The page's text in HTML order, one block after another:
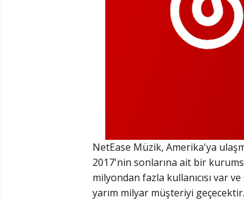
NetEase Müzik, Amerika'ya
2017'nin sonlarına ait bir
milyondan fazla kullanıcısı var
yarım milyar müşteriyi geçecektir.